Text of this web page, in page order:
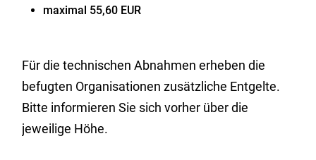
maximal 55,60 EUR
Für die technischen Abnahmen erheben die
befugten Organisationen zusätzliche Entgelte.
Bitte informieren Sie sich vorher über die
jeweilige Höhe.